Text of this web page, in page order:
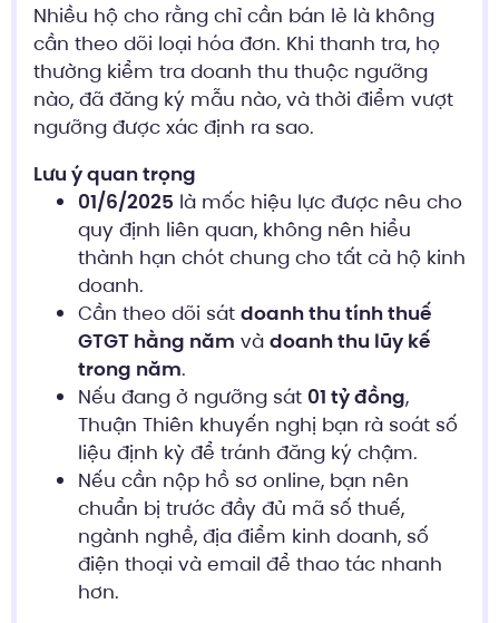
Nhiều hộ cho rằng chỉ cần bán lẻ là không
cần theo dõi loại hóa đơn. Khi thanh tra, họ
thường kiểm tra doanh thu thuộc ngưỡng
nào, đã đăng ký mẫu nào, và thời điểm vượt
ngưỡng được xác định ra sao.
Lưu ý quan trọng
01/6/2025 là mốc hiệu lực được nêu cho
quy định liên quan, không nên hiểu
thành hạn chót chung cho tất cả hộ kinh
doanh.
Cần theo dõi sát doanh thu tính thuế
GTGT hằng năm và doanh thu lũy kế
trong năm.
Nếu đang ở ngưỡng sát 01 tỷ đồng,
Thuận Thiên khuyến nghị bạn rà soát số
liệu định kỳ để tránh đăng ký chậm.
Nếu cần nộp hồ sơ online, bạn nên
chuẩn bị trước đầy đủ mã số thuế,
ngành nghề, địa điểm kinh doanh, số
điện thoại và email để thao tác nhanh
hơn.